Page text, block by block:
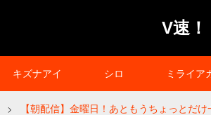
V速
キズナアイ シロ ミライア
【朝配信】金曜日！あともうちょっとだ